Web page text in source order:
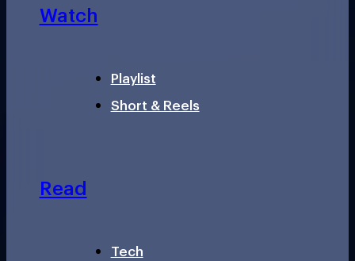
Watch
Playlist
Short & Reels
Read
Tech